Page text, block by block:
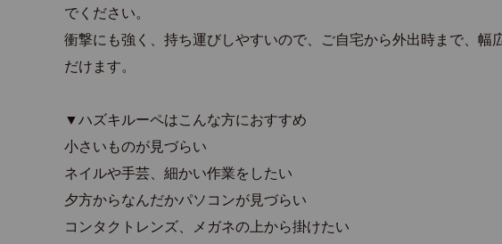
でください。
衝撃にも強く、持ち運びしやすいので、ご自宅から外出時まで、幅
だけます。
▼ハズキルーペはこんな方におすすめ
小さいものが見づらい
ネイルや手芸、細かい作業をしたい
夕方からなんだかパソコンが見づらい
コンタクトレンズ、メガネの上から掛けたい